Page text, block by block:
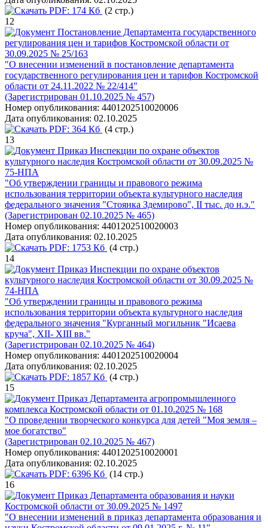
PDF: 174 Кб (2 стр.)
12
Постановление Департамента государственного
регулирования цен и тарифов Костромской области от
30.09.2025 № 25/163
"О внесении изменений в постановление департамента
государственного регулирования цен и тарифов Костромской
области от 24.11.2022 № 22/414"
(Зарегистрирован 01.10.2025 № 457)
Номер опубликования: 4401202510020006
Дата опубликования: 02.10.2025
PDF: 364 Кб (4 стр.)
13
Приказ Инспекции по охране объектов
культурного наследия Костромской области от 30.09.2025 №
75-НПА
"Об утверждении границы и правового режима
использования территории объекта культурного наследия
федерального значения "Стоянка Здемирово", II тыс. до н.э."
(Зарегистрирован 02.10.2025 № 465)
Номер опубликования: 4401202510020003
Дата опубликования: 02.10.2025
PDF: 1753 Кб (4 стр.)
14
Приказ Инспекции по охране объектов
культурного наследия Костромской области от 30.09.2025 №
74-НПА
"Об утверждении границы и правового режима
использования территории объекта культурного наследия
федерального значения "Курганный могильник "Исаева
круча", XII- XIII вв."
(Зарегистрирован 02.10.2025 № 464)
Номер опубликования: 4401202510020004
Дата опубликования: 02.10.2025
PDF: 1857 Кб (4 стр.)
15
Приказ Департамента агропромышленного
комплекса Костромской области от 01.10.2025 № 168
"О проведении творческого конкурса для детей "Моя земля –
мое богатство"
(Зарегистрирован 02.10.2025 № 467)
Номер опубликования: 4401202510020001
Дата опубликования: 02.10.2025
PDF: 6396 Кб (14 стр.)
16
Приказ Департамента образования и науки
Костромской области от 30.09.2025 № 1497
"О внесении изменений в приказ департамента образования и